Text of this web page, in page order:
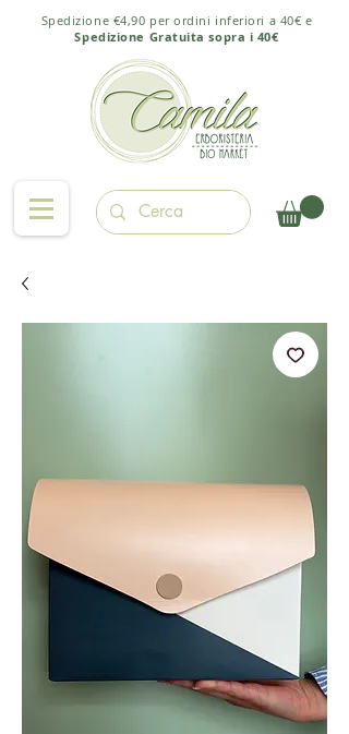
Spedizione €4,90 per ordini inferiori a 40€ e
Spedizione Gratuita sopra i 40€